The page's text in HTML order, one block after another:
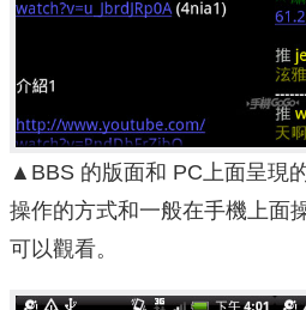
▲BBS 的版面和 PC上面呈現
操作的方式和一般在手機上面
可以觀看。